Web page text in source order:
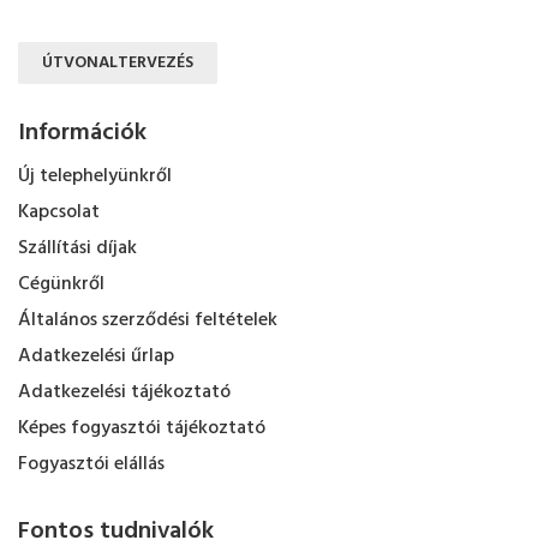
ÚTVONALTERVEZÉS
Információk
Új telephelyünkről
Kapcsolat
Szállítási díjak
Cégünkről
Általános szerződési feltételek
Adatkezelési űrlap
Adatkezelési tájékoztató
Képes fogyasztói tájékoztató
Fogyasztói elállás
Fontos tudnivalók